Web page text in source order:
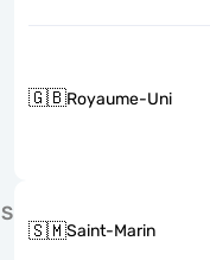
🇬🇧Royaume-Uni
S
🇸🇲Saint-Marin